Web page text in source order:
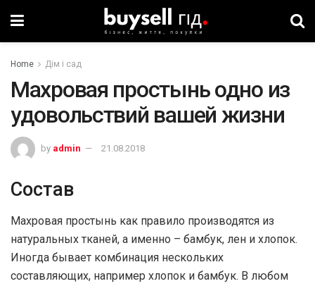
Home Дім і сад
Махровая простынь одно из
удовольствий вашей жизни
by admin 21.08.2018
Состав
Махровая простынь как правило производятся из
натуральных тканей, а именно – бамбук, лен и хлопок.
Иногда бывает комбинация нескольких
составляющих, например хлопок и бамбук. В любом